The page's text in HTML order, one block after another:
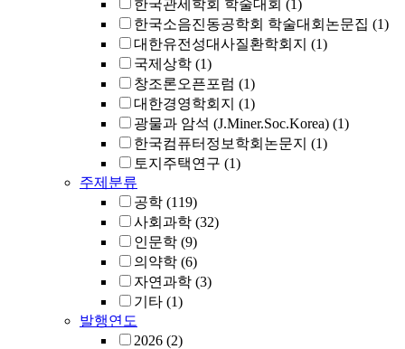
한국관세학회 학술대회 (1)
한국소음진동공학회 학술대회논문집 (1)
대한유전성대사질환학회지 (1)
국제상학 (1)
창조론오픈포럼 (1)
대한경영학회지 (1)
광물과 암석 (J.Miner.Soc.Korea) (1)
한국컴퓨터정보학회논문지 (1)
토지주택연구 (1)
주제분류
공학 (119)
사회과학 (32)
인문학 (9)
의약학 (6)
자연과학 (3)
기타 (1)
발행연도
2026 (2)